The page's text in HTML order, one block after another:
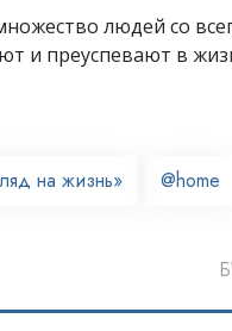
людей со
и преуспевают в
на жизнь» @home